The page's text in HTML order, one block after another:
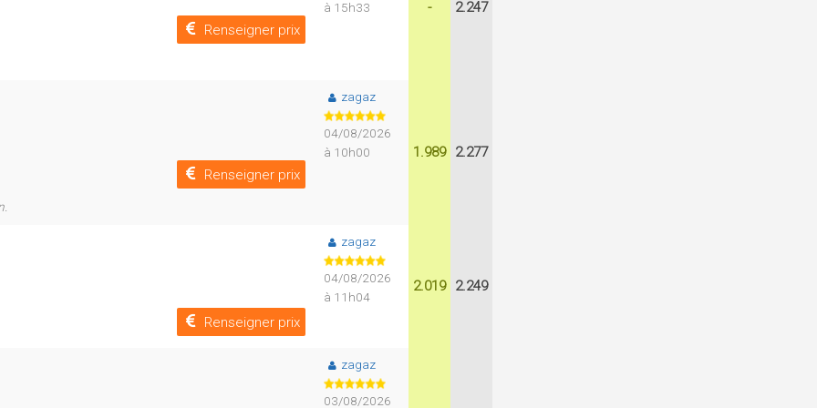
Renseigner prix
à 15h33
- 2.247
Renseigner prix
zagaz
04/08/2026
à 10h00
1.989 2.277
Renseigner prix
zagaz
04/08/2026
à 11h04
2.019 2.249
zagaz
03/08/2026